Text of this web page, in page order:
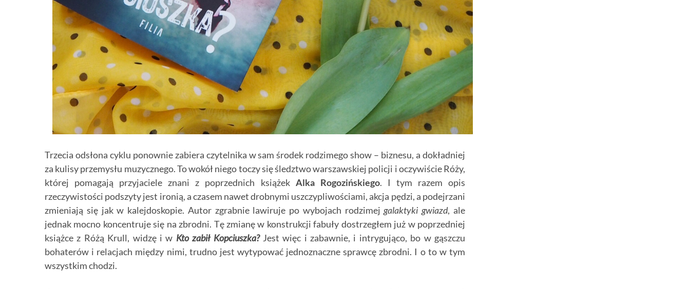
Trzecia odsłona cyklu ponownie zabiera czytelnika w sam środek rodzimego show – biznesu, a dokładniej
za kulisy przemysłu muzycznego. To wokół niego toczy się śledztwo warszawskiej policji i oczywiście Róży,
której pomagają przyjaciele znani z poprzednich książek Alka Rogozińskiego. I tym razem opis
rzeczywistości podszyty jest ironią, a czasem nawet drobnymi uszczypliwościami, akcja pędzi, a podejrzani
zmieniają się jak w kalejdoskopie. Autor zgrabnie lawiruje po wybojach rodzimejgalaktyki gwiazd, ale
jednak mocno koncentruje się na zbrodni. Tę zmianę w konstrukcji fabuły dostrzegłem już w poprzedniej
książce z Różą Krull, widzę i w Kto zabił Kopciuszka?Jest więc i zabawnie, i intrygująco, bo w gąszczu
bohaterów i relacjach między nimi, trudno jest wytypować jednoznaczne sprawcę zbrodni. I o to w tym
wszystkim chodzi.